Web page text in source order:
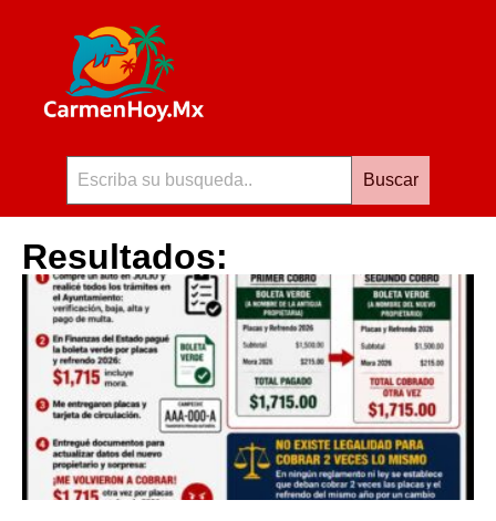
Buscar
Resultados: